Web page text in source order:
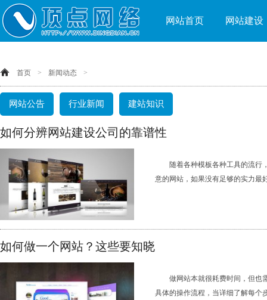
网站首页 网站建设
首页 > 新闻动态 >
网站公告 行业新闻 建站知识
如何分辨网站建设公司的靠谱性
随着各种模板各种工具的流行
意的网站，如果没有足够的实力最
如何做一个网站？这些要知晓
做网站本就很耗费时间，但也
具体的操作流程，当详细了解每个